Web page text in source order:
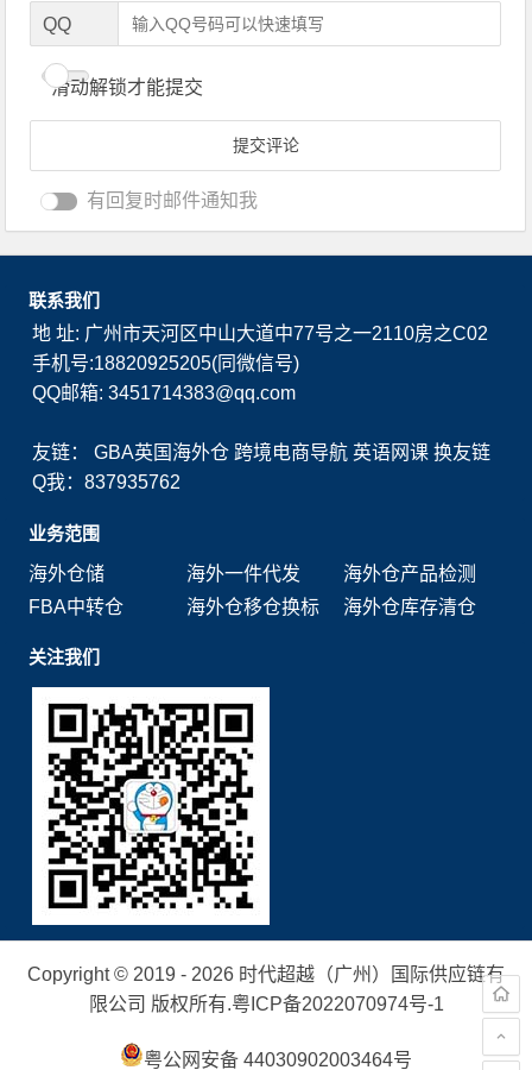
QQ
滑动解锁才能提交
有回复时邮件通知我
联系我们
地 址: 广州市天河区中山大道中77号之一2110房之C02
手机号:18820925205(同微信号)
QQ邮箱: 3451714383@qq.com
友链：GBA英国海外仓 跨境电商导航 英语网课 换友链
Q我：837935762
业务范围
海外仓储
海外一件代发
海外仓产品检测
FBA中转仓
海外仓移仓换标 海外仓库存清仓
关注我们
Copyright © 2019 - 2026 时代超越（广州）国际供应链有
限公司 版权所有.粤ICP备2022070974号-1
粤公网安备 44030902003464号